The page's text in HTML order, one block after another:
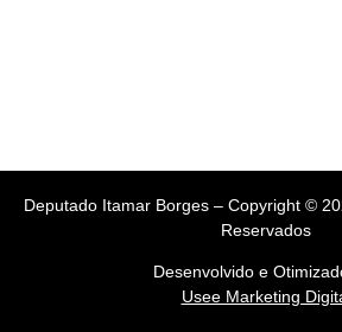
Deputado Itamar Borges – Copyright ©
Reservados
Desenvolvido e
Usee Marketing